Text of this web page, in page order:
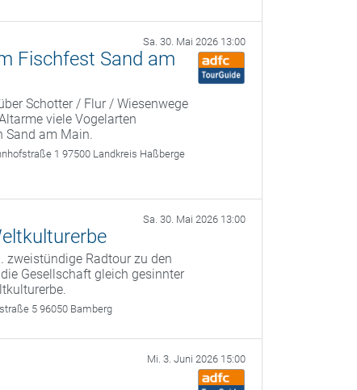
Sa. 30. Mai 2026 13:00
Fischfest Sand am
Schotter / Flur / Wiesenwege
viele Vogelarten
Sand am Main.
1 97500 Landkreis Haßberge
Sa. 30. Mai 2026 13:00
zweistündige Radtour zu den
Gesellschaft gleich gesinnter
5 96050 Bamberg
Mi. 3. Juni 2026 15:00